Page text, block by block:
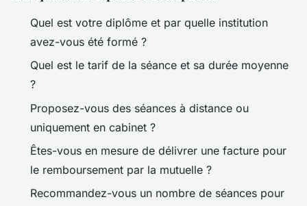
Quel est votre diplôme et par quelle institution
avez-vous été formé ?
Quel est le tarif de la séance et sa durée moyenne
?
Proposez-vous des séances à distance ou
uniquement en cabinet ?
Êtes-vous en mesure de délivrer une facture pour
le remboursement par la mutuelle ?
Recommandez-vous un nombre de séances pour